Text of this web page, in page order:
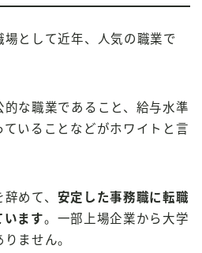
として近年、人気の職業で
な職業であること、給与水準
いることなどがホワイトと言
めて、 安定した事務職に転職
います。一部上場企業から大学
ません。